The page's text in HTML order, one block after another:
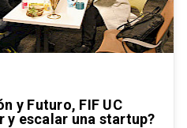
y Futuro, FIF UC
y escalar una startup?